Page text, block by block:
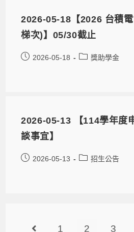
2026-05-18【2026 台積
梯次)】05/30截止
2026-05-18 獎助學金
2026-05-13 【114學年度
談事宜】
2026-05-13 招生公告
1 2 3